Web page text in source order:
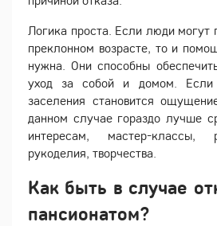
Логика проста. Если люди могут
преклонном возрасте, то и
нужна. Они способны
уход за собой и домом. Если
заселения становится
данном случае гораздо лучше
интересам, мастер-классы,
рукоделия, творчества.
Как быть в случае
пансионатом?